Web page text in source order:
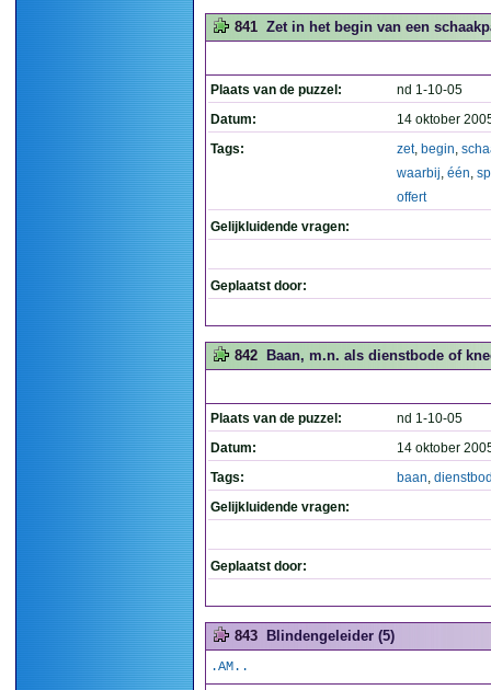
841 Zet in het begin van een
Plaats van de puzzel:
nd 1-10-05
Datum:
14 oktober
Tags:
zet, begin,
waarbij, één,
offert
Gelijkluidende vragen:
Geplaatst door:
842 Baan, m.n. als dienstbode of
Plaats van de puzzel:
nd 1-10-05
Datum:
14 oktober
Tags:
baan,
Gelijkluidende vragen:
Geplaatst door:
843 Blindengeleider (5)
.AM..